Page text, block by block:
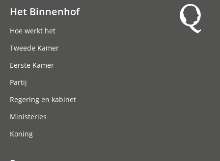
Het Binnenhof
Hoe werkt het
Tweede Kamer
Eerste Kamer
Partij
Regering en kabinet
Ministeries
Koning